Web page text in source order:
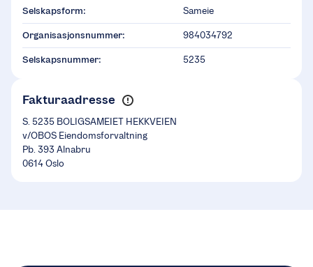
Selskapsform: Sameie
Organisasjonsnummer: 984034792
Selskapsnummer: 5235
Fakturaadresse
S. 5235 BOLIGSAMEIET HEKKVEIEN
v/OBOS Eiendomsforvaltning
Pb. 393 Alnabru
0614 Oslo